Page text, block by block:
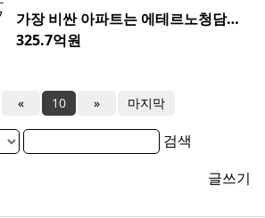
가장 비싼 아파트는 에테르노청담…
325.7억원
« 10 » 마지막
검색
글쓰기